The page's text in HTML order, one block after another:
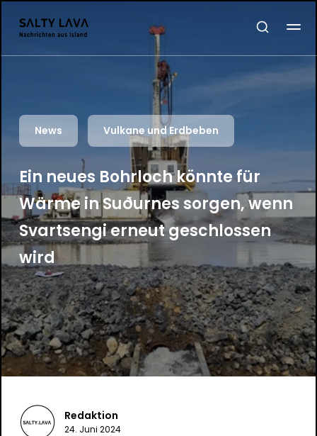
News Vulkane und Erdbeben
Ein neues Bohrloch könnte für
Wärme in Suðurnes sorgen, wenn
Svartsengi erneut geschlossen
wird
Redaktion
24. Juni 2024